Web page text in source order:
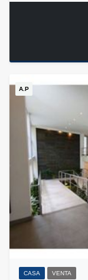
A.P
CASA VENTA